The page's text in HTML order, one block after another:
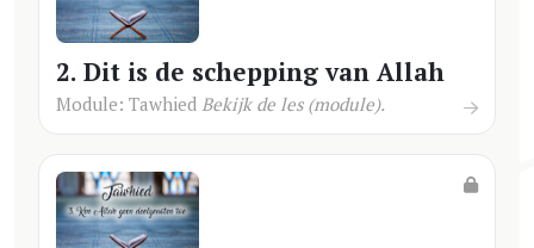
2. Dit is de schepping van Allah
Module: Tawhied Bekijk de les (module).